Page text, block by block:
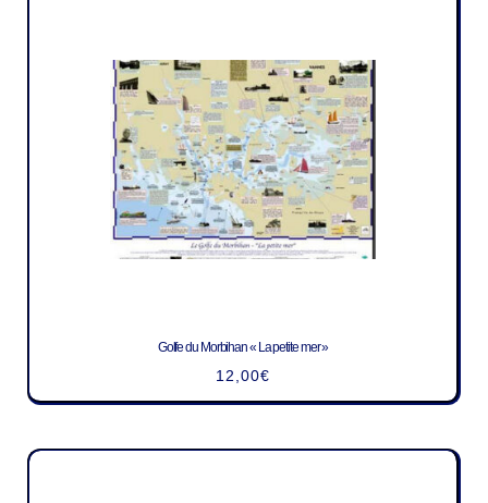
Golfe du Morbihan « La petite mer »
12,00€